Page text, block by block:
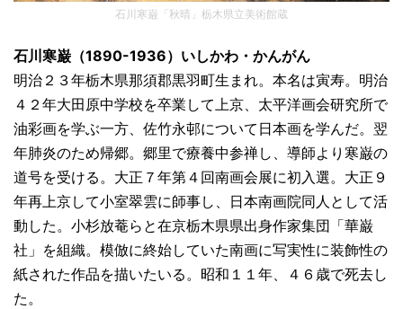
石川寒巌「秋晴」栃木県立美術館蔵
石川寒巌（1890-1936）いしかわ・かんがん
明治２３年栃木県那須郡黒羽町生まれ。本名は寅寿。明治
４２年大田原中学校を卒業して上京、太平洋画会研究所で
油彩画を学ぶ一方、佐竹永邨について日本画を学んだ。翌
年肺炎のため帰郷。郷里で療養中参禅し、導師より寒巌の
道号を受ける。大正７年第４回南画会展に初入選。大正９
年再上京して小室翠雲に師事し、日本南画院同人として活
動した。小杉放菴らと在京栃木県県出身作家集団「華巌
社」を組織。模倣に終始していた南画に写実性に装飾性の
紙された作品を描いたいる。昭和１１年、４６歳で死去し
た。